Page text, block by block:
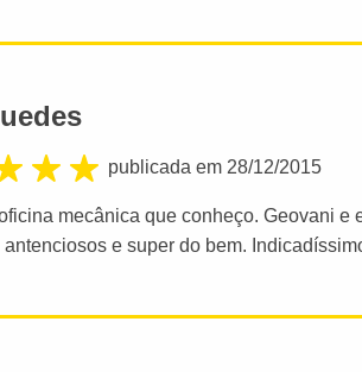
publicada em 28/12/2015
mecânica que conheço. Geovani e
antenciosos e super do bem.